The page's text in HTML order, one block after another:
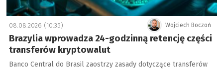
Wojciech Boczoń
08.08.2026 (10:35)
Brazylia wprowadza 24-godzinną retencję części
transferów kryptowalut
Banco Central do Brasil zaostrzy zasady dotyczące transferów